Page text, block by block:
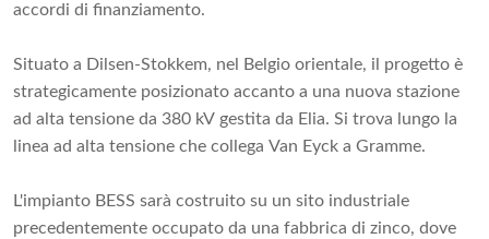
accordi di finanziamento.
Situato a Dilsen-Stokkem, nel Belgio orientale, il progetto è
strategicamente posizionato accanto a una nuova stazione
ad alta tensione da 380 kV gestita da Elia. Si trova lungo la
linea ad alta tensione che collega Van Eyck a Gramme.
L'impianto BESS sarà costruito su un sito industriale
precedentemente occupato da una fabbrica di zinco, dove